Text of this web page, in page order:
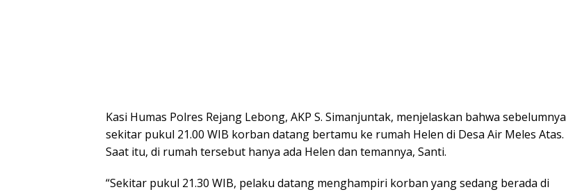
Kasi Humas Polres Rejang Lebong, AKP S. Simanjuntak, menjelaskan bahwa sebelumnya
sekitar pukul 21.00 WIB korban datang bertamu ke rumah Helen di Desa Air Meles Atas.
Saat itu, di rumah tersebut hanya ada Helen dan temannya, Santi.
“Sekitar pukul 21.30 WIB, pelaku datang menghampiri korban yang sedang berada di